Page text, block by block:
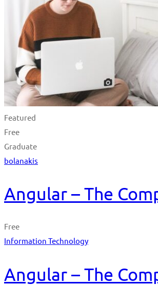
Featured
Free
Graduate
bolanakis
Angular – The
Free
Information Technology
Angular – The